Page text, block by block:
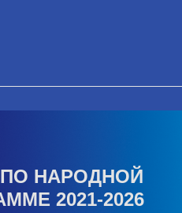
НАРОДНОЙ
2021-2026